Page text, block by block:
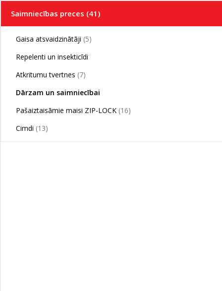
Saimniecības preces (41)
Gaisa atsvaidzinātāji (5)
Repelenti un insekticīdi
Atkritumu tvertnes (7)
Dārzam un saimniecībai
Pašaiztaisāmie maisi ZIP-LOCK (16)
Cimdi (13)